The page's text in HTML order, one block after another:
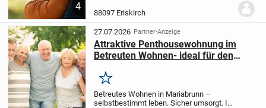
4
entstehen zwei attraktive Wohnhäuser
mit insgesamt 17 modernen 2-Zimmer-
Wohnungen für...
88097 Eriskirch
27.07.2026 Partner-Anzeige
Attraktive Penthousewohnung im
Betreuten Wohnen- ideal für den
Merken
Betreutes Wohnen in Mariabrunn –
selbstbestimmt leben. Sicher umsorgt. In